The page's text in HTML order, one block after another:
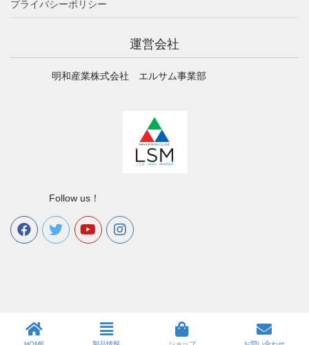
プライバシーポリシー
運営会社
明和産業株式会社 エルサム事業部
Follow us！